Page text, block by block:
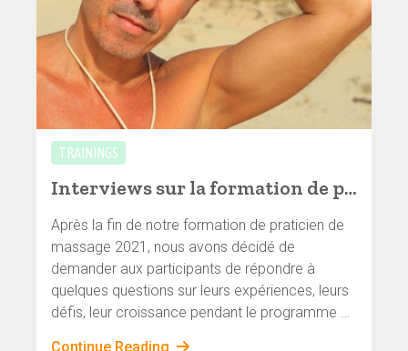
TRAININGS
Interviews sur la formation de praticien de massage – Michael
Après la fin de notre formation de praticien de
massage 2021, nous avons décidé de
demander aux participants de répondre à
quelques questions sur leurs expériences, leurs
défis, leur croissance pendant le programme et
Continue Reading